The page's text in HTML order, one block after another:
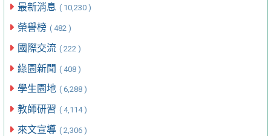
最新消息 ( 10,230 )
榮譽榜 ( 482 )
國際交流 ( 222 )
綠園新聞 ( 408 )
學生園地 ( 6,288 )
教師研習 ( 4,114 )
來文宣導 ( 2,306 )